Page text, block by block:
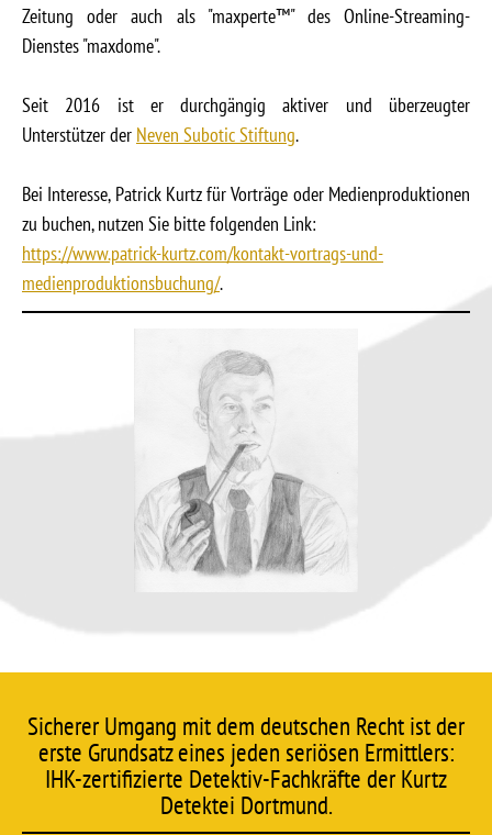
Zeitung oder auch als "maxperte™" des Online-Streaming-
Dienstes "maxdome".
Seit 2016 ist er durchgängig aktiver und überzeugter
Unterstützer der Neven Subotic Stiftung.
Bei Interesse, Patrick Kurtz für Vorträge oder Medienproduktionen
zu buchen, nutzen Sie bitte folgenden Link:
https://www.patrick-kurtz.com/kontakt-vortrags-und-
medienproduktionsbuchung/.
Sicherer Umgang mit dem deutschen Recht ist der
erste Grundsatz eines jeden seriösen Ermittlers:
IHK-zertifizierte Detektiv-Fachkräfte der Kurtz
Detektei Dortmund.